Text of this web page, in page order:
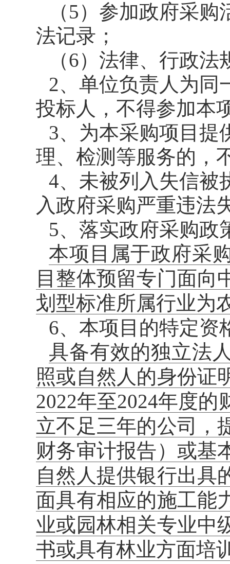
（5）参加政府采
法记录；
（6）法律、行政
2、单位负责人为同
投标人，不得参加本
3、为本采购项目提
理、检测等服务的，
4、未被列入失信被
入政府采购严重违法
5、落实政府采购政
本项目属于政府采
目整体预留专门面向
划型标准所属行业为
6、本项目的特定资
具备有效的独立法
照或自然人的身份证
2022年至2024年度
立不足三年的公司，
财务审计报告）或基
自然人提供银行出具
面具有相应的施工能
业或园林相关专业中
书或具有林业方面培